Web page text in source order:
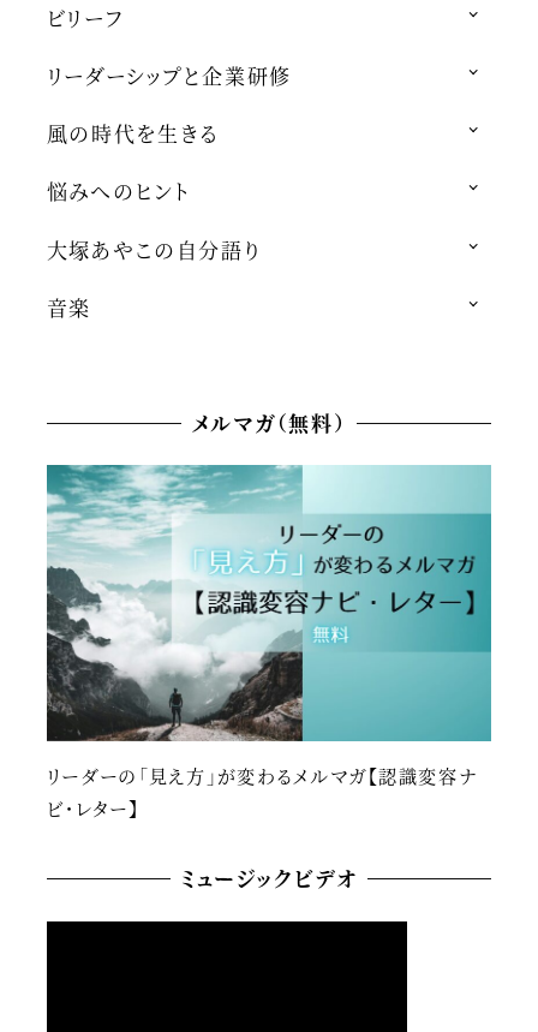
ビリーフ
リーダーシップと企業研修
風の時代を生きる
悩みへのヒント
大塚あやこの自分語り
音楽
メルマガ（無料）
リーダーの「見え方」が変わるメルマガ【認識変容ナ
ビ・レター】
ミュージックビデオ